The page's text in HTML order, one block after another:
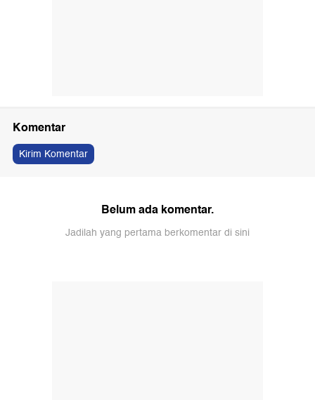
Komentar
Kirim Komentar
Belum ada komentar.
Jadilah yang pertama berkomentar di sini